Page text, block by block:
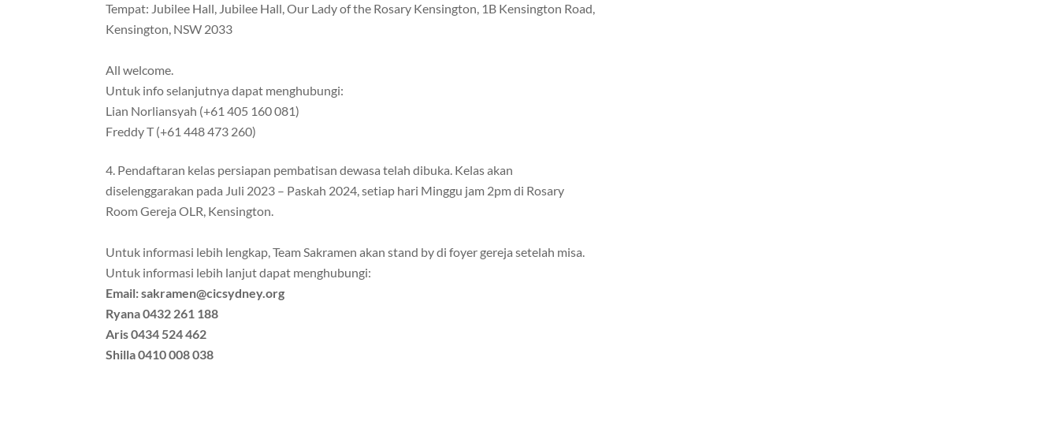
Tempat: Jubilee Hall, Jubilee Hall, Our Lady of the Rosary Kensington, 1B Kensington Road,
Kensington, NSW 2033
All welcome.
Untuk info selanjutnya dapat menghubungi:
Lian Norliansyah (+61 405 160 081)
Freddy T (+61 448 473 260)
Pendaftaran kelas persiapan pembatisan dewasa telah dibuka. Kelas akan
diselenggarakan pada Juli 2023 – Paskah 2024, setiap hari Minggu jam 2pm di Rosary
Room Gereja OLR, Kensington.
Untuk informasi lebih lengkap, Team Sakramen akan stand by di foyer gereja setelah misa.
Untuk informasi lebih lanjut dapat menghubungi:
Email: sakramen@cicsydney.org
Ryana 0432 261 188
Aris 0434 524 462
Shilla 0410 008 038